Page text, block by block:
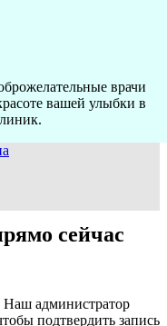
врачи
вашей улыбки в
сейчас
администратор
подтвердить запись